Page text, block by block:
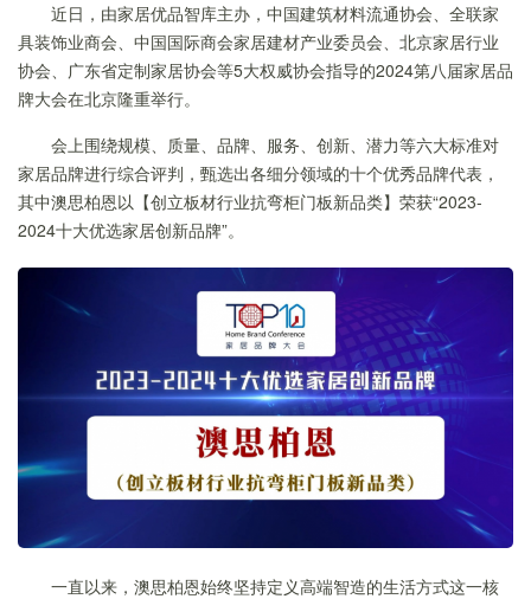
近日，由家居优品智库主办，中国建筑材料流通协会、全联家
具装饰业商会、中国国际商会家居建材产业委员会、北京家居行业
协会、广东省定制家居协会等5大权威协会指导的2024第八届家居品
牌大会在北京隆重举行。
会上围绕规模、质量、品牌、服务、创新、潜力等六大标准对
家居品牌进行综合评判，甄选出各细分领域的十个优秀品牌代表，
其中澳思柏恩以【创立板材行业抗弯柜门板新品类】荣获“2023-
2024十大优选家居创新品牌”。
一直以来，澳思柏恩始终坚持定义高端智造的生活方式这一核